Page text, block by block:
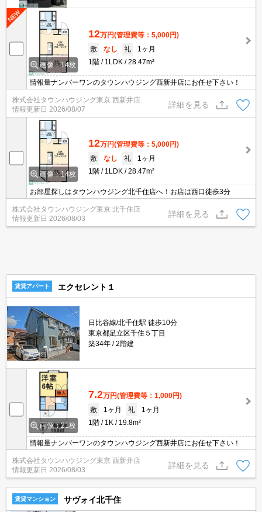
画像：14枚
12万円(管理費等：5,000円)
敷
なし 礼
1ヶ月
1階
1LDK 28.47m²
情報量ナンバーワンのタウンハウジング西新井店にお任せ下さい！
株式会社タウンハウジング東京 西新井店
情報更新日 2026/08/07
詳細を見る
画像：14枚
12万円(管理費等：5,000円)
敷
なし 礼
1ヶ月
1階
1LDK 28.47m²
お部屋探しはタウンハウジング北千住店へ！お店は西口徒歩3分
株式会社タウンハウジング東京 北千住店
情報更新日 2026/08/03
詳細を見る
賃貸アパート エクセレント１
日比谷線/北千住駅 徒歩10分
東京都足立区千住５丁目
築34年
2階建
画像：21枚
7.2万円(管理費等：1,000円)
敷
1ヶ月 礼
1ヶ月
1階
1K 19.8m²
情報量ナンバーワンのタウンハウジング西新井店にお任せ下さい！
株式会社タウンハウジング東京 西新井店
情報更新日 2026/08/03
詳細を見る
賃貸マンション サヴォイ北千住